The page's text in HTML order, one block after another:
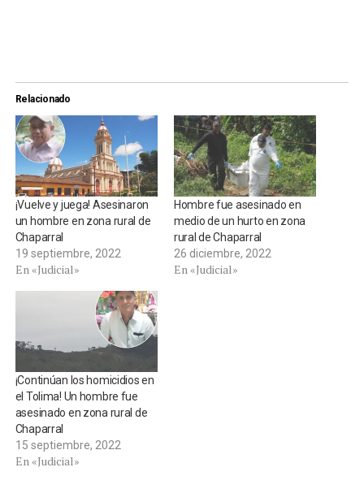
Relacionado
¡Vuelve y juega! Asesinaron
un hombre en zona rural de
Chaparral
19 septiembre, 2022
En «Judicial»
Hombre fue asesinado en
medio de un hurto en zona
rural de Chaparral
26 diciembre, 2022
En «Judicial»
¡Continúan los homicidios en
el Tolima! Un hombre fue
asesinado en zona rural de
Chaparral
15 septiembre, 2022
En «Judicial»